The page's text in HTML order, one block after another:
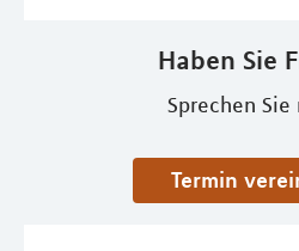
Haben Sie
Sprechen
Termin